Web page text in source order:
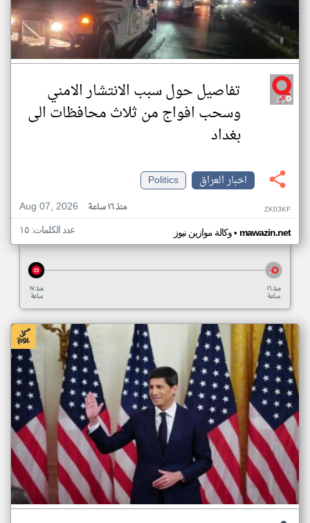
تفاصيل حول سبب الانتشار الامني
وسحب افواج من ثلاث محافظات الى
بغداد
اخبار العراق
Politics
Aug 07, 2026
منذ ١٦ ساعة ZK03KF
وكالة موازين نيوز• mawazin.net عدد الكلمات: ١٥
منذ ١٧
ساعة
منذ ١٦
ساعة